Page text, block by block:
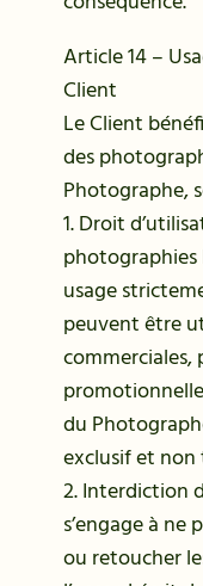
Article 14 –
Client
Le Client
des
Photographe,
1. Droit
photographies
usage
peuvent être
commerciales,
du
exclusif et
2. Interdiction
s’engage à ne
ou retoucher